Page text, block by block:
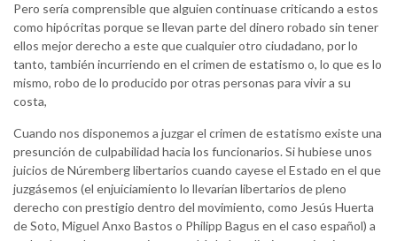
Pero sería comprensible que alguien continuase criticando a estos
como hipócritas porque se llevan parte del dinero robado sin tener
ellos mejor derecho a este que cualquier otro ciudadano, por lo
tanto, también incurriendo en el crimen de estatismo o, lo que es lo
mismo, robo de lo producido por otras personas para vivir a su
costa,
Cuando nos disponemos a juzgar el crimen de estatismo existe una
presunción de culpabilidad hacia los funcionarios. Si hubiese unos
juicios de Núremberg libertarios cuando cayese el Estado en el que
juzgásemos (el enjuiciamiento lo llevarían libertarios de pleno
derecho con prestigio dentro del movimiento, como Jesús Huerta
de Soto, Miguel Anxo Bastos o Philipp Bagus en el caso español) a